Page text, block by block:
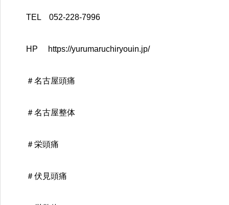
TEL 052-228-7996
HP https://yurumaruchiryouin.jp/
＃名古屋頭痛
＃名古屋整体
＃栄頭痛
＃伏見頭痛